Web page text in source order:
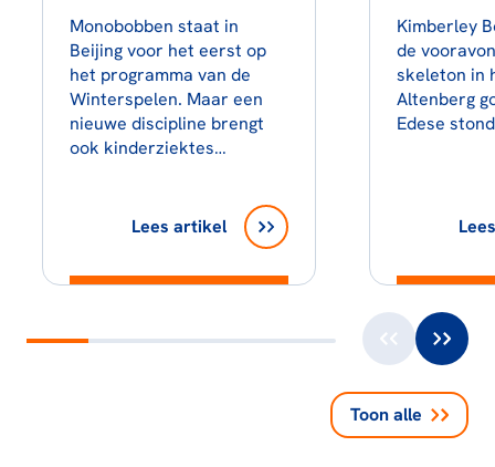
Monobobben staat in
Beijing voor het eerst op
het programma van de
Winterspelen. Maar een
nieuwe discipline brengt
ook kinderziektes…
Lees artikel
Kimberley
de
skeleton in
Altenberg
Edese
Toon alle